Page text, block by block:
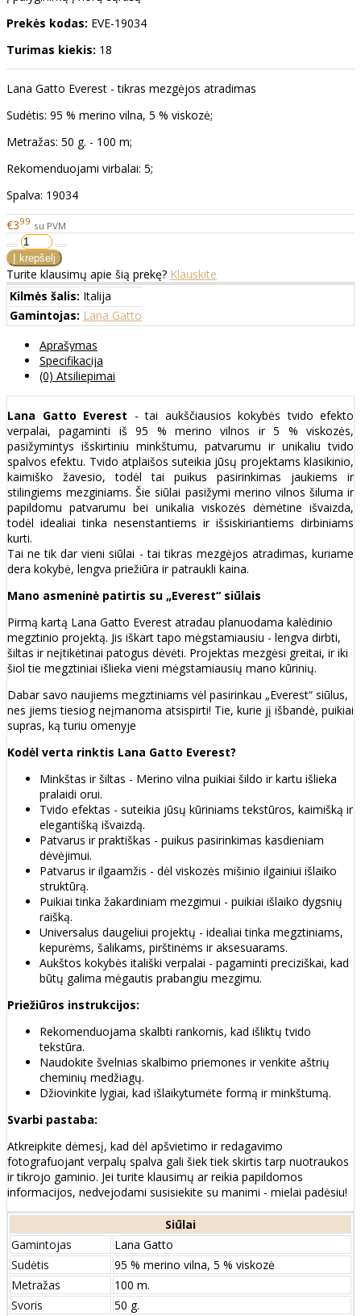
Prekės kodas: EVE-19034
Turimas kiekis: 18
Lana Gatto Everest - tikras mezgėjos atradimas
Sudėtis: 95 % merino vilna, 5 % viskozė;
Metražas: 50 g. - 100 m;
Rekomenduojami virbalai: 5;
Spalva: 19034
€399 su PVM
Turite klausimų apie šią prekę? Klauskite
Kilmės šalis: Italija
Gamintojas: Lana Gatto
Aprašymas
Specifikacija
(0) Atsiliepimai
Lana Gatto Everest - tai aukščiausios kokybės tvido efekto
verpalai, pagaminti iš 95 % merino vilnos ir 5 % viskozės,
pasižymintys išskirtiniu minkštumu, patvarumu ir unikaliu tvido
spalvos efektu. Tvido atplaišos suteikia jūsų projektams klasikinio,
kaimiško žavesio, todėl tai puikus pasirinkimas jaukiems ir
stilingiems mezginiams. Šie siūlai pasižymi merino vilnos šiluma ir
papildomu patvarumu bei unikalia viskozės dėmėtine išvaizda,
todėl idealiai tinka nesenstantiems ir išsiskiriantiems dirbiniams
kurti.
Tai ne tik dar vieni siūlai - tai tikras mezgėjos atradimas, kuriame
dera kokybė, lengva priežiūra ir patraukli kaina.
Mano asmeninė patirtis su „Everest“ siūlais
Pirmą kartą Lana Gatto Everest atradau planuodama kalėdinio
megztinio projektą. Jis iškart tapo mėgstamiausiu - lengva dirbti,
šiltas ir neįtikėtinai patogus dėvėti. Projektas mezgėsi greitai, ir iki
šiol tie megztiniai išlieka vieni mėgstamiausių mano kūrinių.
Dabar savo naujiems megztiniams vėl pasirinkau „Everest“ siūlus,
nes jiems tiesiog neįmanoma atsispirti! Tie, kurie jį išbandė, puikiai
supras, ką turiu omenyje
Kodėl verta rinktis Lana Gatto Everest?
Minkštas ir šiltas - Merino vilna puikiai šildo ir kartu išlieka
pralaidi orui.
Tvido efektas - suteikia jūsų kūriniams tekstūros, kaimišką ir
elegantišką išvaizdą.
Patvarus ir praktiškas - puikus pasirinkimas kasdieniam
dėvėjimui.
Patvarus ir ilgaamžis - dėl viskozės mišinio ilgainiui išlaiko
struktūrą.
Puikiai tinka žakardiniam mezgimui - puikiai išlaiko dygsnių
raišką.
Universalus daugeliui projektų - idealiai tinka megztiniams,
kepurėms, šalikams, pirštinėms ir aksesuarams.
Aukštos kokybės itališki verpalai - pagaminti preciziškai, kad
būtų galima mėgautis prabangiu mezgimu.
Priežiūros instrukcijos:
Rekomenduojama skalbti rankomis, kad išliktų tvido
tekstūra.
Naudokite švelnias skalbimo priemones ir venkite aštrių
cheminių medžiagų.
Džiovinkite lygiai, kad išlaikytumėte formą ir minkštumą.
Svarbi pastaba:
Atkreipkite dėmesį, kad dėl apšvietimo ir redagavimo
fotografuojant verpalų spalva gali šiek tiek skirtis tarp nuotraukos
ir tikrojo gaminio. Jei turite klausimų ar reikia papildomos
informacijos, nedvejodami susisiekite su manimi - mielai padėsiu!
Siūlai
Gamintojas
Lana Gatto
Sudėtis
95 % merino vilna, 5 % viskozė
Metražas
100 m.
Svoris
50 g.